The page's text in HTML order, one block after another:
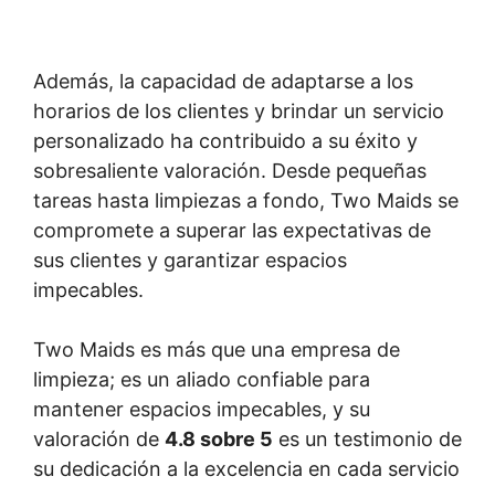
Además, la capacidad de adaptarse a los
horarios de los clientes y brindar un servicio
personalizado ha contribuido a su éxito y
sobresaliente valoración. Desde pequeñas
tareas hasta limpiezas a fondo, Two Maids se
compromete a superar las expectativas de
sus clientes y garantizar espacios
impecables.
Two Maids es más que una empresa de
limpieza; es un aliado confiable para
mantener espacios impecables, y su
valoración de 4.8 sobre 5 es un testimonio de
su dedicación a la excelencia en cada servicio